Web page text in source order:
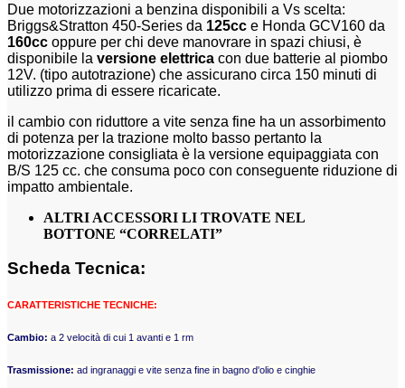
Due motorizzazioni a benzina disponibili a Vs scelta:
Briggs&Stratton 450-Series da 125cc e Honda GCV160 da
160cc oppure per chi deve manovrare in spazi chiusi, è
disponibile la versione elettrica con due batterie al piombo
12V. (tipo autotrazione) che assicurano circa 150 minuti di
utilizzo prima di essere ricaricate.
il cambio con riduttore a vite senza fine ha un assorbimento
di potenza per la trazione molto basso pertanto la
motorizzazione consigliata è la versione equipaggiata con
B/S 125 cc. che consuma poco con conseguente riduzione di
impatto ambientale.
ALTRI ACCESSORI LI TROVATE NEL
BOTTONE “CORRELATI”
Scheda Tecnica:
CARATTERISTICHE TECNICHE:
Cambio: a 2 velocità di cui 1 avanti e 1 rm
Trasmissione: ad ingranaggi e vite senza fine in bagno d'olio e cinghie